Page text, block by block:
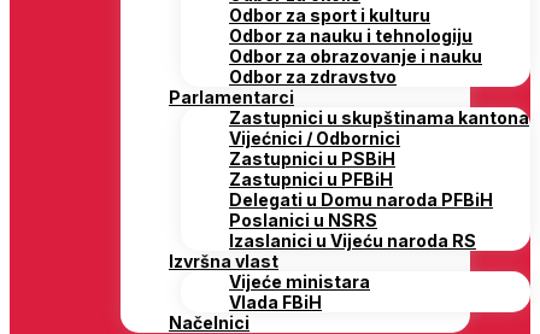
Odbor za sport i kulturu
Odbor za nauku i tehnologiju
Odbor za obrazovanje i nauku
Odbor za zdravstvo
Parlamentarci
Zastupnici u skupštinama kantona
Vijećnici / Odbornici
Zastupnici u PSBiH
Zastupnici u PFBiH
Delegati u Domu naroda PFBiH
Poslanici u NSRS
Izaslanici u Vijeću naroda RS
Izvršna vlast
Vijeće ministara
Vlada FBiH
Načelnici